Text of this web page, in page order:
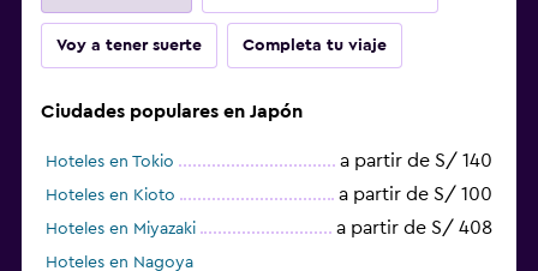
Voy a tener suerte Completa tu viaje
Ciudades populares en Japón
Hoteles en Tokio a partir de S/ 140
Hoteles en Kioto a partir de S/ 100
Hoteles en Miyazaki a partir de S/ 408
Hoteles en Nagoya